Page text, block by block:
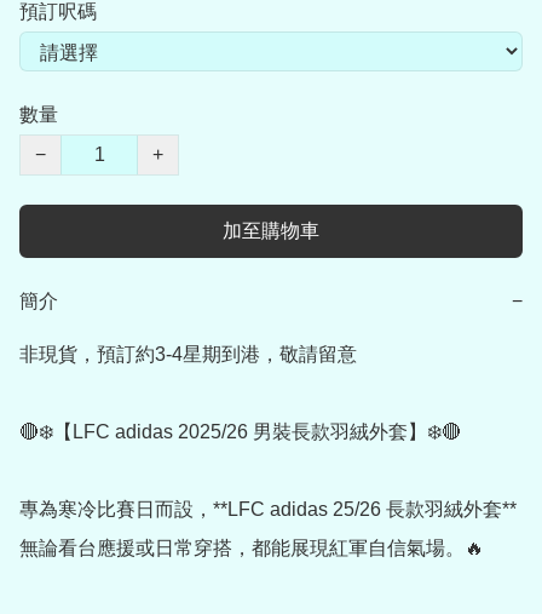
預訂呎碼
數量
−
+
加至購物車
簡介 −
非現貨，預訂約3-4星期到港，敬請留意
🔴❄️【LFC adidas 2025/26 男裝長款羽絨外套】❄️🔴
專為寒冷比賽日而設，**LFC adidas 25/26 長款羽絨外套**
無論看台應援或日常穿搭，都能展現紅軍自信氣場。🔥